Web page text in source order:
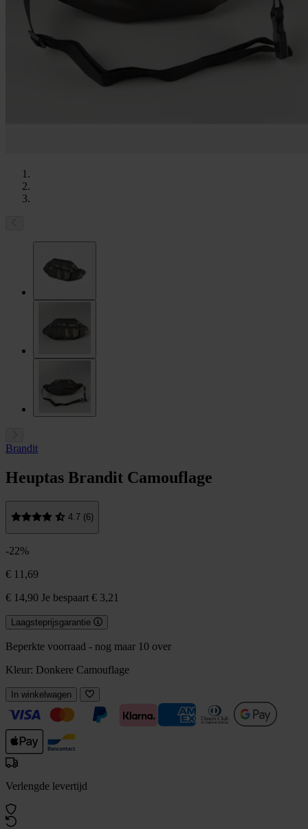
Brandit
Heuptas Brandit Camouflage
4.7 (6)
-22%
€ 11,69
€ 14,90 Je bespaart € 3,21
Laagsteprijsgarantie
Beperkte voorraad - nog maar 10 over
Kleur: Donkere Camouflage
In winkelwagen
Verlengde levertijd